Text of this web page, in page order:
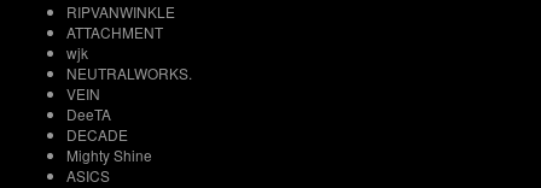
RIPVANWINKLE
ATTACHMENT
wjk
NEUTRALWORKS.
VEIN
DeeTA
DECADE
Mighty Shine
ASICS